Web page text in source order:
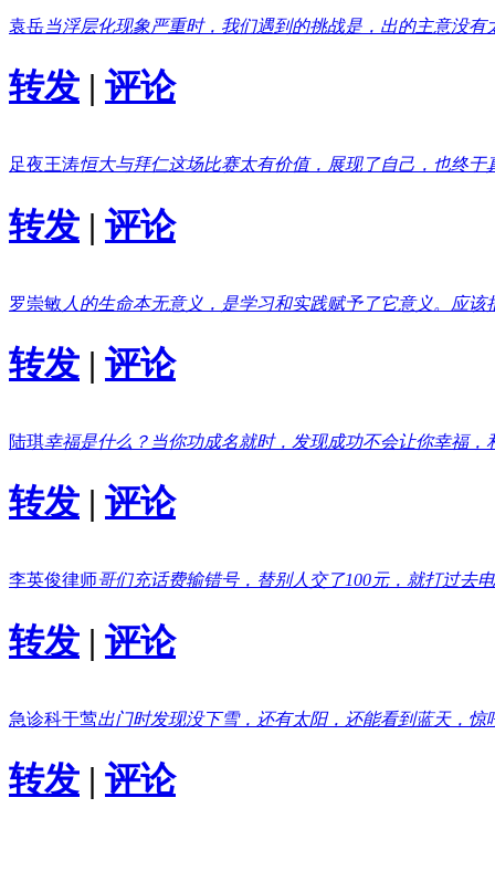
袁岳当浮层化现象严重时，我们遇到的挑战是，出的主意没
转发 | 评论
足夜王涛恒大与拜仁这场比赛太有价值，展现了自己，也终
转发 | 评论
罗崇敏 人的生命本无意义，是学习和实践赋予了它意义。应
转发 | 评论
陆琪幸福是什么？当你功成名就时，发现成功不会让你幸福
转发 | 评论
李英俊律师哥们充话费输错号，替别人交了100元，就打过去
转发 | 评论
急诊科于莺出门时发现没下雪，还有太阳，还能看到蓝天，惊
转发 | 评论